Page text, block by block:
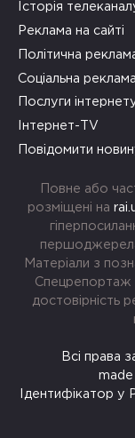
Історія
Реклама на сайті
Політична
Соціальна реклама
Послуги
Інтернет-TV
Повідомити
Повне або
розміщені на
Матеріали з
Спецрепортаж
достовірність
Всі права
Ідентифікатор у